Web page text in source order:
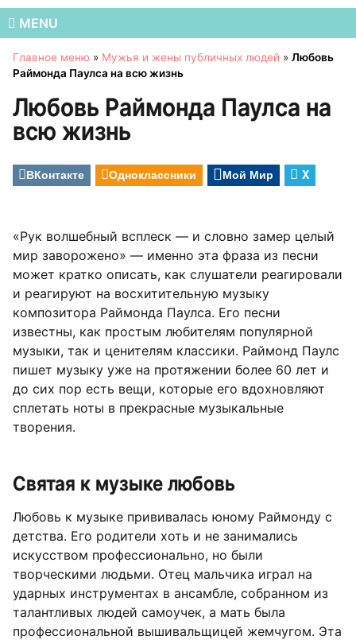
MENU
Главное меню » Мужья и жены публичных людей » Любовь
Раймонда Паулса на всю жизнь
Любовь Раймонда Паулса на
всю жизнь
ВКонтакте Одноклассники Мой Мир X
«Рук волшебный всплеск — и словно замер целый
мир заворожено» — именно эта фраза из песни
может кратко описать, как слушатели реагировали
и реагируют на восхитительную музыку
композитора Раймонда Паулса. Его песни
известны, как простым любителям популярной
музыки, так и ценителям классики. Раймонд Паулс
пишет музыку уже на протяжении более 60 лет и
до сих пор есть вещи, которые его вдохновляют
сплетать ноты в прекрасные музыкальные
творения.
Святая к музыке любовь
Любовь к музыке прививалась юному Раймонду с
детства. Его родители хоть и не занимались
искусством профессионально, но были
творческими людьми. Отец мальчика играл на
ударных инструментах в ансамбле, собранном из
талантливых людей самоучек, а мать была
профессиональной вышивальщицей жемчугом. Эта